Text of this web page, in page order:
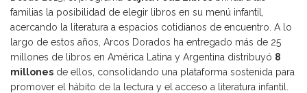
familias la posibilidad de elegir libros en su menú infantil,
acercando la literatura a espacios cotidianos de encuentro. A lo
largo de estos años, Arcos Dorados ha entregado más de 25
millones de libros en América Latina y Argentina distribuyó 8
millones de ellos, consolidando una plataforma sostenida para
promover el hábito de la lectura y el acceso a literatura infantil.